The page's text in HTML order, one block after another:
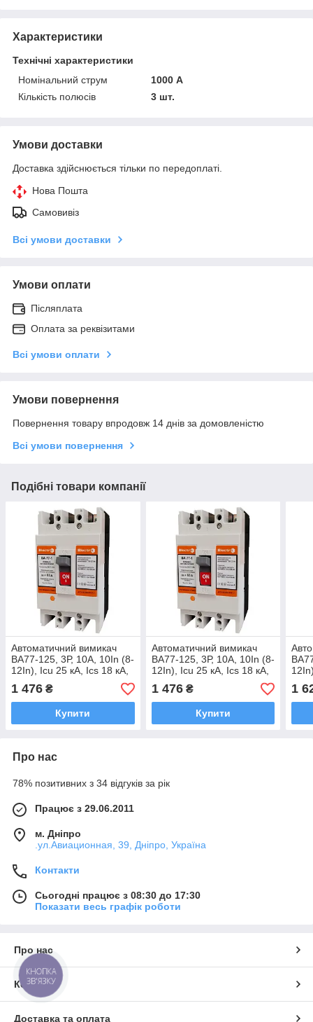
Характеристики
Технічні характеристики
Номінальний струм
1000 А
Кількість полюсів
3 шт.
Умови доставки
Доставка здійснюється тільки по передоплаті.
Нова Пошта
Самовивіз
Всі умови доставки
Умови оплати
Післяплата
Оплата за реквізитами
Всі умови оплати
Умови повернення
Повернення товару впродовж 14 днів за домовленістю
Всі умови повернення
Подібні товари компанії
Автоматичний вимикач
ВА77-125, 3Р, 10А, 10In (8-
12In), Icu 25 кА, Ics 18 кА,
400 В
1 476 ₴
Купити
Автоматичний вимикач
ВА77-125, 3Р, 10А, 10In (8-
12In), Icu 25 кА, Ics 18 кА,
400 В
1 476₴
Купити
400
1
Про нас
78% позитивних з 34 відгуків за рік
Працює з 29.06.2011
м. Дніпро
.ул.Авиационная, 39, Дніпро, Україна
Контакти
Сьогодні працює з 08:30 до 17:30
Показати весь графік роботи
Про нас
Контакти
Доставка та оплата
КНОПКА
ЗВ'ЯЗКУ